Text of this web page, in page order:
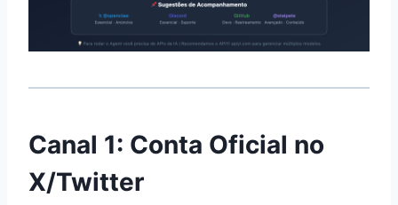
Canal 1: Conta Oficial no
X/Twitter